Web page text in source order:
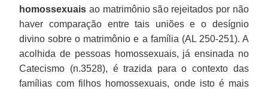
homossexuais ao matrimônio são rejeitados por não
haver comparação entre tais uniões e o desígnio
divino sobre o matrimônio e a família (AL 250-251). A
acolhida de pessoas homossexuais, já ensinada no
Catecismo (n.3528), é trazida para o contexto das
famílias com filhos homossexuais, onde isto é mais